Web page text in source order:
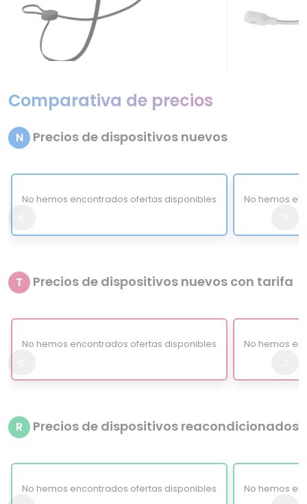
Comparativa de precios
N Precios de dispositivos nuevos
No hemos encontrados ofertas disponibles No hemos
T Precios de dispositivos nuevos con tarifa
No hemos encontrados ofertas disponibles No hemos
R Precios de dispositivos reacondicionados
No hemos encontrados ofertas disponibles No hemos